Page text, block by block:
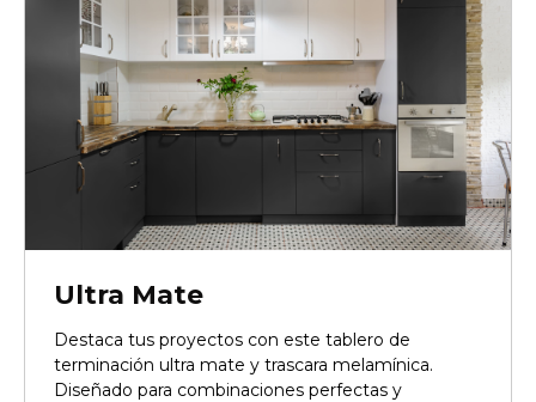
Ultra Mate
Destaca tus proyectos con este tablero de
terminación ultra mate y trascara melamínica.
Diseñado para combinaciones perfectas y